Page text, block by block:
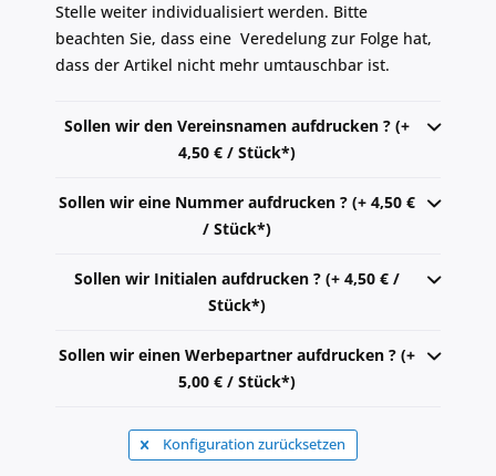
Stelle weiter individualisiert werden. Bitte
beachten Sie, dass eine Veredelung zur Folge hat,
dass der Artikel nicht mehr umtauschbar ist.
Sollen wir den Vereinsnamen aufdrucken ? (+
4,50 € / Stück*)
Sollen wir eine Nummer aufdrucken ? (+ 4,50 €
/ Stück*)
Sollen wir Initialen aufdrucken ? (+ 4,50 € /
Stück*)
Sollen wir einen Werbepartner aufdrucken ? (+
5,00 € / Stück*)
Konfiguration zurücksetzen